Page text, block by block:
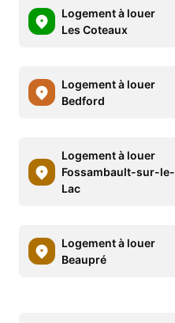
Logement à louer
Les Coteaux
Logement à louer
Bedford
Logement à louer
Fossambault-sur-le-
Lac
Logement à louer
Beaupré